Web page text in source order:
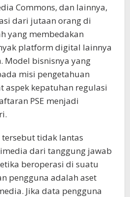
Commons, dan lainnya,
dari jutaan orang di
yang membedakan
platform digital lainnya
Model bisnisnya yang
misi pengetahuan
aspek kepatuhan regulasi
PSE menjadi
tidak lantas
dari tanggung jawab
beroperasi di suatu
pengguna adalah aset
Jika data pengguna